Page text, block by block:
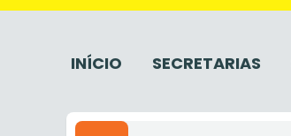
INÍCIO SECRETARIAS